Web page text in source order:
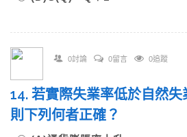
0討論 0留言 0追蹤
14. 若實際失業率低於自然失
則下列何者正確？